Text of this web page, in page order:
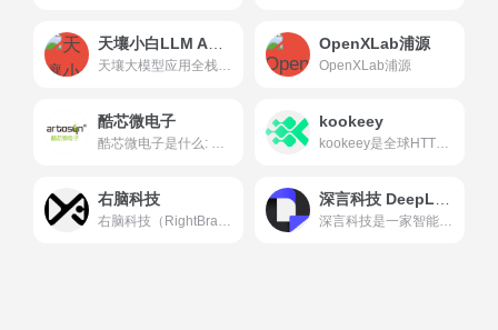
天壤小白LLM APP Stack
天壤大模型应用全栈开发平台 LLM App Stack是专为企业量身打造的一站式大模型应用开发平台。旨在为大语言模型技术的研究和应用提供一个开放、可扩展、可协作的环境。平台为开发者提供大语言模型、大规模数据集、模型微调工具以及大模型应用开发工具等资源，加速大模型的训练过程，促进大模型在不同领域的应用落地。
OpenXLab浦源
OpenXLab浦源
酷芯微电子
酷芯微电子是什么: 酷芯微电子是一家成立于2011年7月的公...
kookeey
kookeey是全球HTTP企业级代理IP服务商,为客户提供全球海外代理IP,动态住宅代理IP,静态住宅代理IP,全球HTTP代理,socks5代理IP等代理IP服务,拥有全球200+国家地区的私有住宅IP资源,满足您代理IP的需求
右脑科技
右脑科技（RightBrain AI）成立于2022年9月，是一家专注研发AI图像和视频生成的初创公司， 致力于将AIGC技术应用于图像及视频领域，赋能创作，让想象成为具象。
深言科技 DeepLang
深言科技是一家智能文本信息处理服务和产品提供商，旨在利用前沿人工智能与自然语言处理技术，打造基于超大规模预训练模型的新一代智能文本信息处理引擎，重塑信息处理全流程。